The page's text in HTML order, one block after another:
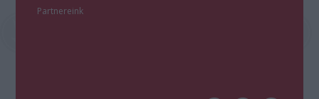
Partnereink